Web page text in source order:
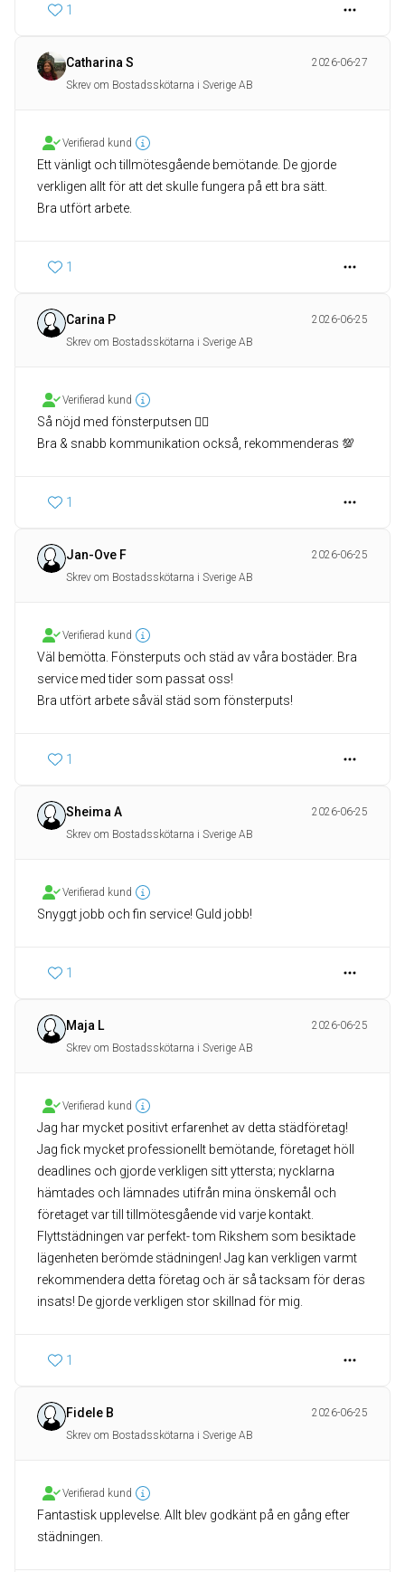
1
Catharina S
2026-06-27
Skrev om Bostadsskötarna i Sverige AB
Verifierad kund
Ett vänligt och tillmötesgående bemötande. De gjorde
verkligen allt för att det skulle fungera på ett bra sätt.
Bra utfört arbete.
1
Carina P
2026-06-25
Skrev om Bostadsskötarna i Sverige AB
Verifierad kund
Så nöjd med fönsterputsen 👍🏻
Bra & snabb kommunikation också, rekommenderas 💯
1
Jan-Ove F
2026-06-25
Skrev om Bostadsskötarna i Sverige AB
Verifierad kund
Väl bemötta. Fönsterputs och städ av våra bostäder. Bra
service med tider som passat oss!
1
Sheima A
2026-06-25
Skrev om Bostadsskötarna i Sverige AB
Verifierad kund
Snyggt jobb och fin service! Guld jobb!
1
Maja L
2026-06-25
Skrev om Bostadsskötarna i Sverige AB
Verifierad kund
Jag har mycket positivt erfarenhet av detta städföretag!
Jag fick mycket professionellt bemötande, företaget höll
deadlines och gjorde verkligen sitt yttersta; nycklarna
hämtades och lämnades utifrån mina önskemål och
företaget var till tillmötesgående vid varje kontakt.
Flyttstädningen var perfekt- tom Rikshem som besiktade
lägenheten berömde städningen! Jag kan verkligen varmt
rekommendera detta företag och är så tacksam för deras
insats! De gjorde verkligen stor skillnad för mig.
1
Fidele B
2026-06-25
Skrev om Bostadsskötarna i Sverige AB
Verifierad kund
Fantastisk upplevelse. Allt blev godkänt på en gång efter
städningen.